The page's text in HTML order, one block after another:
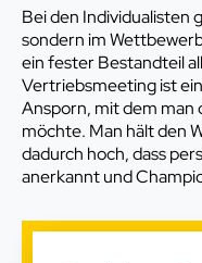
Bei den Individualisten
sondern im
ein fester Bestandteil
Vertriebsmeeting ist
Ansporn, mit dem man
möchte. Man hält den
dadurch hoch, dass
anerkannt und